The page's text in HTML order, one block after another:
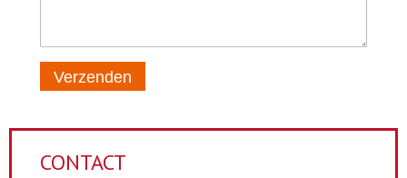
Verzenden
CONTACT